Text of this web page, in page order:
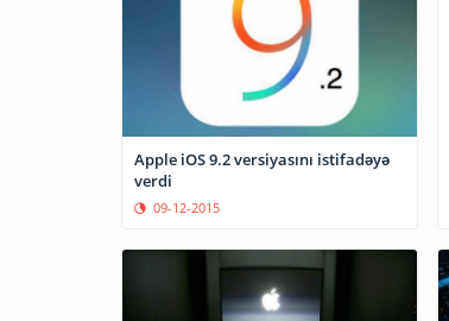
Apple iOS 9.2 versiyasını istifadəyə
verdi
09-12-2015